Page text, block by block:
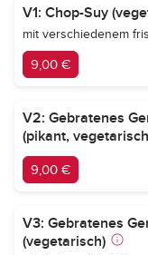
V1: Chop-Suy
mit verschiedenem
9,00 €
V2: Gebratenes
(pikant,
9,00 €
V3: Gebratenes
(vegetarisch)